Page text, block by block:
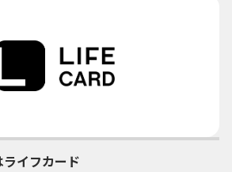
イフカード